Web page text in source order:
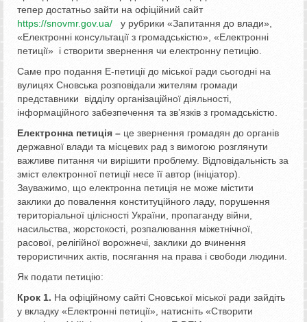
тепер достатньо зайти на офіційний сайт
https://snovmr.gov.ua/ у рубрики «Запитання до влади»,
«Електронні консультації з громадськістю», «Електронні
петиції» і створити звернення чи електронну петицію.
Саме про подання Е-петиції до міської ради сьогодні на
вулицях Сновська розповідали жителям громади
представники відділу організаційної діяльності,
інформаційного забезпечення та зв’язків з громадськістю.
Електронна петиція – це звернення громадян до органів
державної влади та місцевих рад з вимогою розглянути
важливе питання чи вирішити проблему. Відповідальність за
зміст електронної петиції несе її автор (ініціатор).
Зауважимо, що електронна петиція не може містити
заклики до повалення конституційного ладу, порушення
територіальної цілісності України, пропаганду війни,
насильства, жорстокості, розпалювання міжетнічної,
расової, релігійної ворожнечі, заклики до вчинення
терористичних актів, посягання на права і свободи людини.
Як подати петицію:
Крок 1. На офіційному сайті Сновської міської ради зайдіть
у вкладку «Електронні петиції», натисніть «Створити